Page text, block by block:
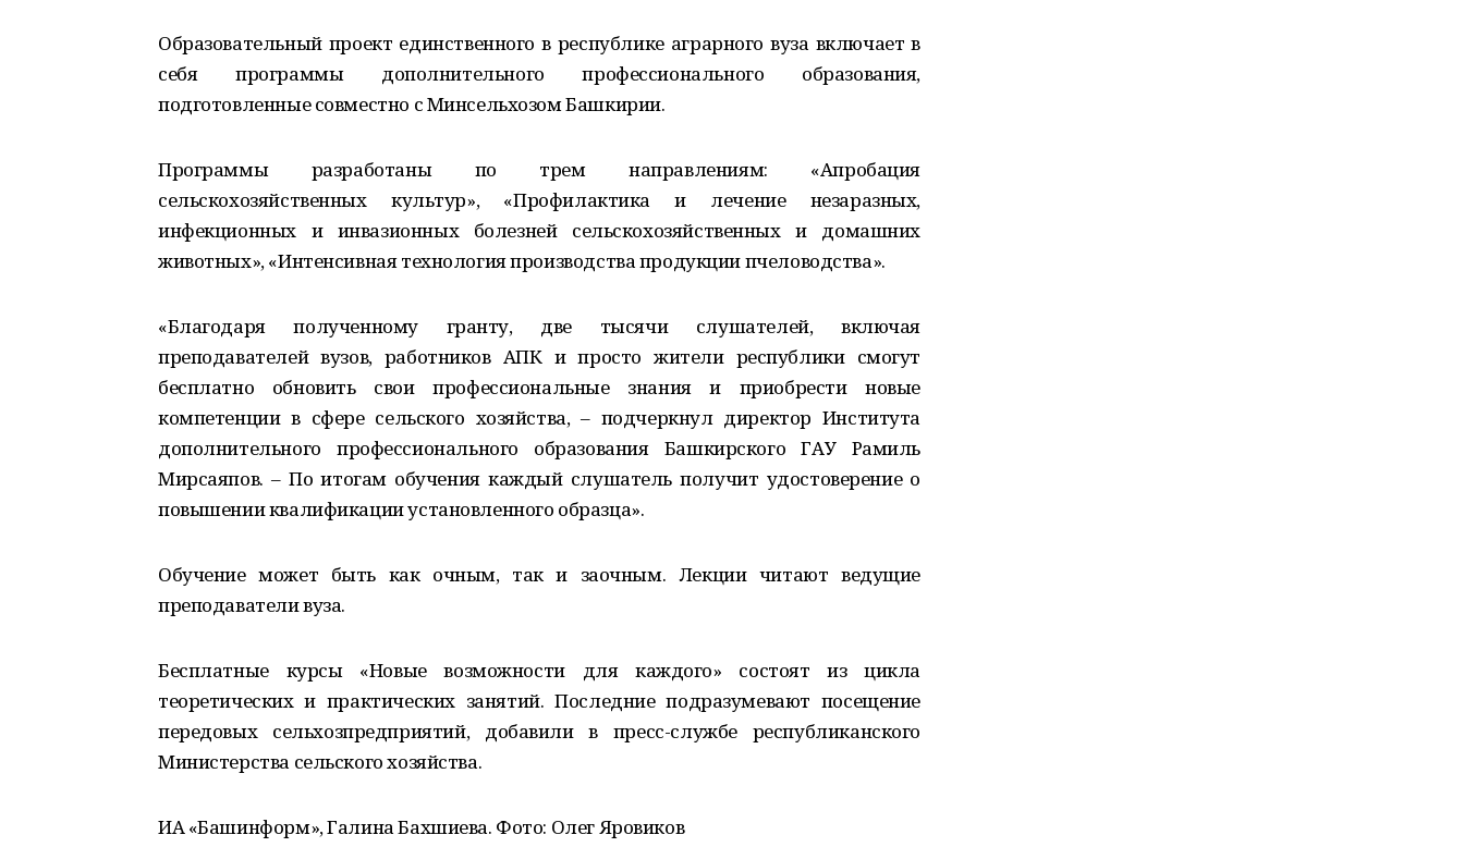
Образовательный проект единственного в республике аграрного вуза включает в
себя программы дополнительного профессионального образования,
подготовленные совместно с Минсельхозом Башкирии.
Программы разработаны по трем направлениям: «Апробация
сельскохозяйственных культур», «Профилактика и лечение незаразных,
инфекционных и инвазионных болезней сельскохозяйственных и домашних
животных», «Интенсивная технология производства продукции пчеловодства».
«Благодаря полученному гранту, две тысячи слушателей, включая
преподавателей вузов, работников АПК и просто жители республики смогут
бесплатно обновить свои профессиональные знания и приобрести новые
компетенции в сфере сельского хозяйства, – подчеркнул директор Института
дополнительного профессионального образования Башкирского ГАУ Рамиль
Мирсаяпов. – По итогам обучения каждый слушатель получит удостоверение о
повышении квалификации установленного образца».
Обучение может быть как очным, так и заочным. Лекции читают ведущие
преподаватели вуза.
Бесплатные курсы «Новые возможности для каждого» состоят из цикла
теоретических и практических занятий. Последние подразумевают посещение
передовых сельхозпредприятий, добавили в пресс-службе республиканского
Министерства сельского хозяйства.
ИА «Башинформ», Галина Бахшиева. Фото: Олег Яровиков